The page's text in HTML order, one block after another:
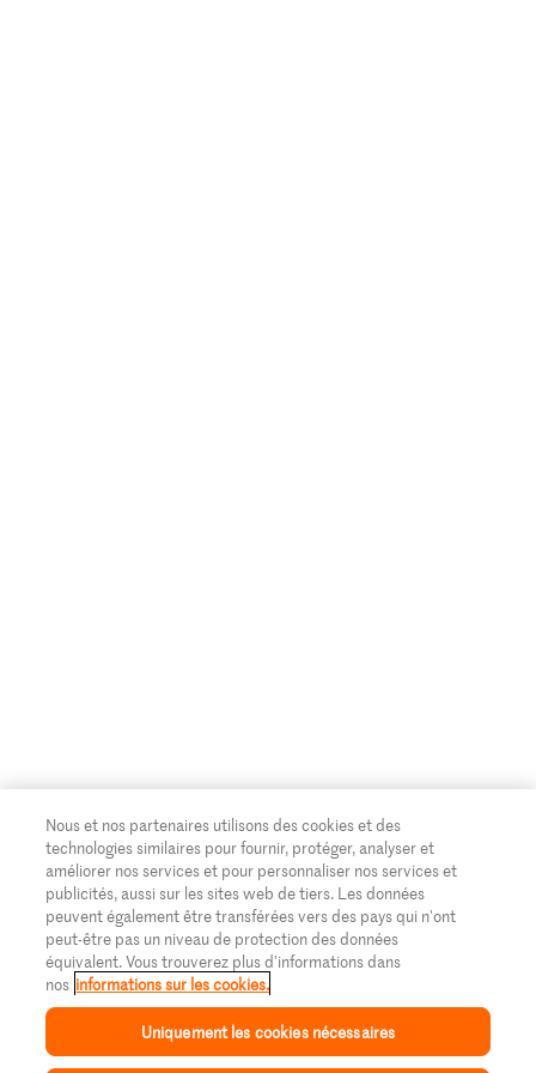
Nous et nos partenaires utilisons des cookies et des
technologies similaires pour fournir, protéger, analyser et
améliorer nos services et pour personnaliser nos services et
publicités, aussi sur les sites web de tiers. Les données
peuvent également être transférées vers des pays qui n'ont
peut-être pas un niveau de protection des données
équivalent. Vous trouverez plus d'informations dans
nos informations sur les cookies.
Uniquement les cookies nécessaires